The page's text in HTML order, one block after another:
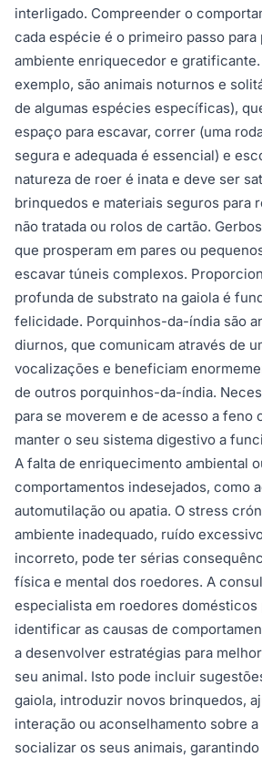
interligado. Compreender o
cada espécie é o primeiro passo
ambiente enriquecedor e
exemplo, são animais noturnos e
de algumas espécies específicas),
espaço para escavar, correr (uma
segura e adequada é essencial) e
natureza de roer é inata e deve ser
brinquedos e materiais seguros para
não tratada ou rolos de cartão.
que prosperam em pares ou
escavar túneis complexos.
profunda de substrato na gaiola é
felicidade. Porquinhos-da-índia são
diurnos, que comunicam através de
vocalizações e beneficiam
de outros porquinhos-da-índia.
para se moverem e de acesso a feno
manter o seu sistema digestivo a
A falta de enriquecimento ambiental
comportamentos indesejados, como
automutilação ou apatia. O stress
ambiente inadequado, ruído
incorreto, pode ter sérias
física e mental dos roedores. A
especialista em roedores domésticos
identificar as causas de
a desenvolver estratégias para
seu animal. Isto pode incluir
gaiola, introduzir novos brinquedos,
interação ou aconselhamento sobre
socializar os seus animais,